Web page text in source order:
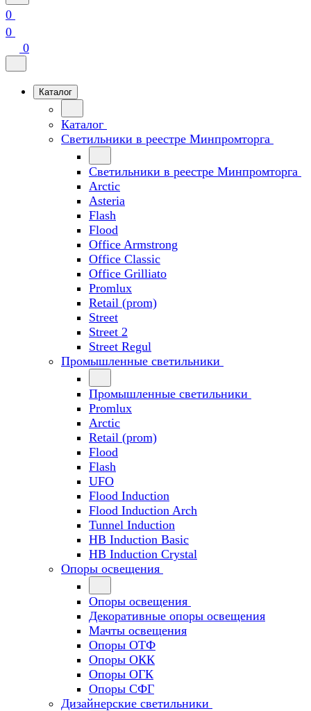
0
0
0
Каталог
Каталог
Светильники в реестре Минпромторга
Светильники в реестре Минпромторга
Arctic
Asteria
Flash
Flood
Office Armstrong
Office Classic
Office Grilliato
Promlux
Retail (prom)
Street
Street 2
Street Regul
Промышленные светильники
Промышленные светильники
Promlux
Arctic
Retail (prom)
Flood
Flash
UFO
Flood Induction
Flood Induction Arch
Tunnel Induction
HB Induction Basic
HB Induction Crystal
Опоры освещения
Опоры освещения
Декоративные опоры освещения
Мачты освещения
Опоры ОТФ
Опоры ОКК
Опоры ОГК
Опоры СФГ
Дизайнерские светильники